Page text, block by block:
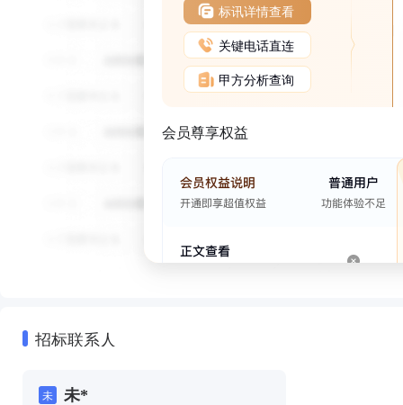
标讯详情查看
关键电话直连
甲方分析查询
会员尊享权益
招标联系人
未 未*